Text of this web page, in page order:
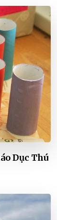
Dục Thú